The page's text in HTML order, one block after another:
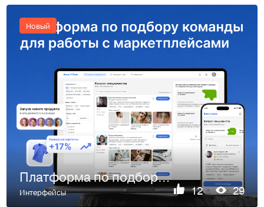
Новый
Платформа по подбору специалистов для маркетплейсов
Интерфейсы 12 29